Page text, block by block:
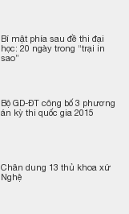
Bí mật phía sau đề thi đại
học: 20 ngày trong “trại in
sao”
Bộ GD-ĐT công bố 3 phương
án kỳ thi quốc gia 2015
Chân dung 13 thủ khoa xứ
Nghệ